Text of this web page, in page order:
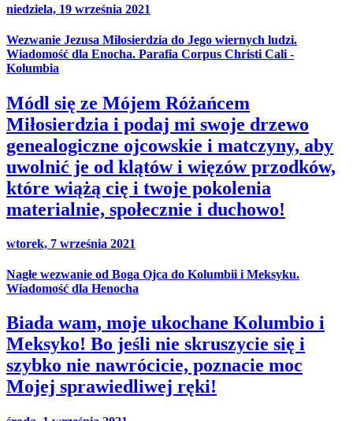
niedziela, 19 września 2021
Wezwanie Jezusa Miłosierdzia do Jego wiernych ludzi.
Wiadomość dla Enocha. Parafia Corpus Christi Cali -
Kolumbia
Módl się ze Mójem Różańcem
Miłosierdzia i podaj mi swoje drzewo
genealogiczne ojcowskie i matczyny, aby
uwolnić je od klątów i więzów przodków,
które wiążą cię i twoje pokolenia
materialnie, społecznie i duchowo!
wtorek, 7 września 2021
Nagłe wezwanie od Boga Ojca do Kolumbii i Meksyku.
Wiadomość dla Henocha
Biada wam, moje ukochane Kolumbio i
Meksyko! Bo jeśli nie skruszycie się i
szybko nie nawrócicie, poznacie moc
Mojej sprawiedliwej ręki!